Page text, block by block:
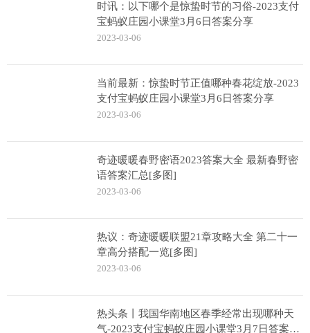
时讯：以下哪个是惊蛰时节的习俗-2023支付
宝蚂蚁庄园小课堂3月6日答案分享
2023-03-06
当前最新：惊蛰时节正值哪种春花绽放-2023
支付宝蚂蚁庄园小课堂3月6日答案分享
2023-03-06
奇迹暖暖春野密语2023答案大全 最新春野密
语答案汇总[多图]
2023-03-06
热议：奇迹暖暖联盟21章攻略大全 第二十一
章高分搭配一览[多图]
2023-03-06
热头条丨我国华南地区春季经常出现哪种天
气-2023支付宝蚂蚁庄园小课堂3月7日答案分